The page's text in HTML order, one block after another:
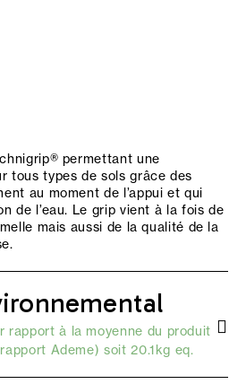
permettant une
tous types de sols grâce des
au moment de l’appui et qui
de l’eau. Le grip vient à la fois de
mais aussi de la qualité de la
rapport à la moyenne du produit
rapport Ademe) soit 20.1kg eq.